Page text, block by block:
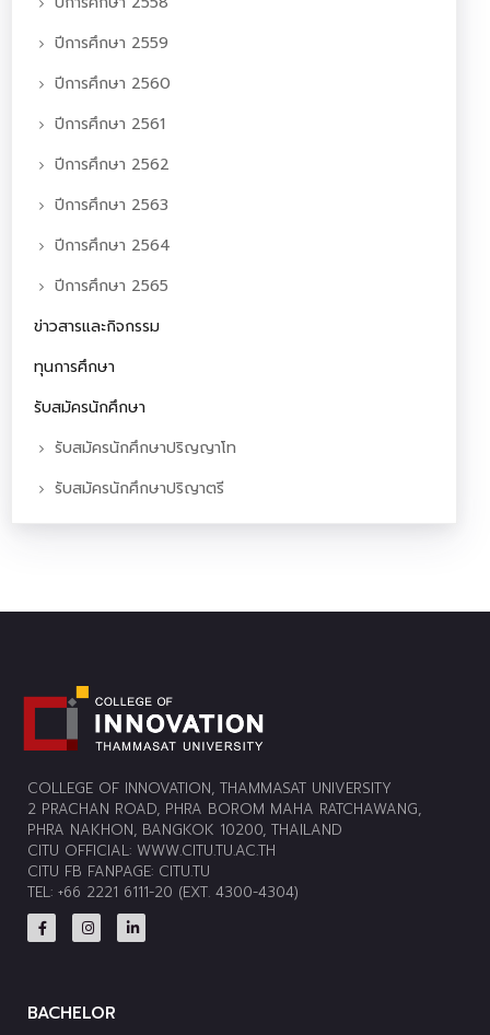
ปีการศึกษา 2559
ปีการศึกษา 2560
ปีการศึกษา 2561
ปีการศึกษา 2562
ปีการศึกษา 2563
ปีการศึกษา 2564
ปีการศึกษา 2565
ข่าวสารและกิจกรรม
ทุนการศึกษา
รับสมัครนักศึกษา
รับสมัครนักศึกษาปริญญาโท
รับสมัครนักศึกษาปริญาตรี
COLLEGE OF INNOVATION, THAMMASAT UNIVERSITY
2 PRACHAN ROAD, PHRA BOROM MAHA RATCHAWANG,
PHRA NAKHON, BANGKOK 10200, THAILAND
CITU OFFICIAL: WWW.CITU.TU.AC.TH
CITU FB FANPAGE: CITU.TU
TEL: +66 2221 6111-20 (EXT. 4300-4304)
BACHELOR